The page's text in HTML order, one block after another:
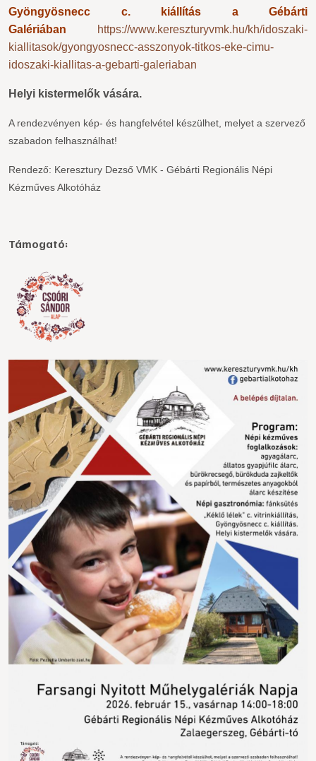
Gyöngyösnecc c. kiállítás a Gébárti
Galériában
https://www.kereszturyvmk.hu/kh/idoszaki-
kiallitasok/gyongyosnecc-asszonyok-titkos-eke-cimu-
idoszaki-kiallitas-a-gebarti-galeriaban
Helyi kistermelők vására.
A rendezvényen kép- és hangfelvétel készülhet, melyet a szervező
szabadon felhasználhat!
Rendező: Keresztury Dezső VMK - Gébárti Regionális Népi
Kézműves Alkotóház
Támogató: